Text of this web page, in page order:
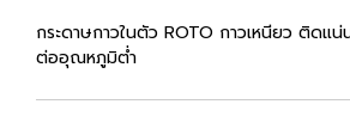
กระดาษกาวในตัว ROTO กาวเหนียว ติดแ
ต่ออุณหภูมิต่ำ